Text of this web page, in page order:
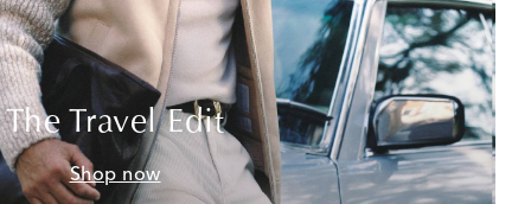
The Travel Edit
Shop now